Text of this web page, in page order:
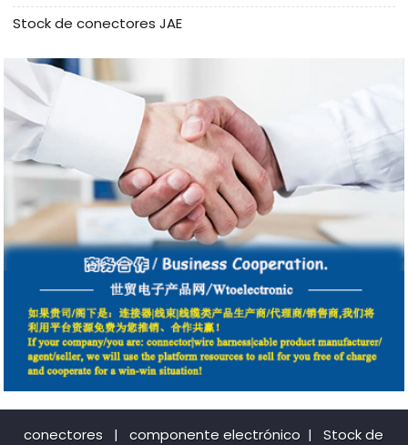
Stock de conectores JAE
conectores | componente electrónico | Stock de